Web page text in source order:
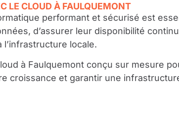
LE CLOUD À FAULQUEMONT
performant et sécurisé est
d’assurer leur disponibilité
locale.
à Faulquemont conçu sur mesure
croissance et garantir une